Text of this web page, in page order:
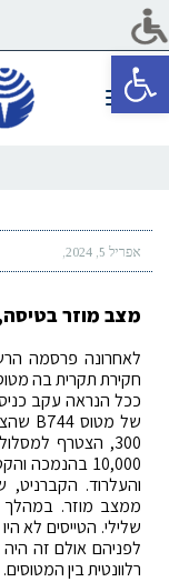
פתח סרגל
תפריט
אפריל 5, 2024
מצב מוזר בטיסה,
לאחרונה פרסמה
חקירת תקרית בה
10,000
רלוונטית בין המטוסים.